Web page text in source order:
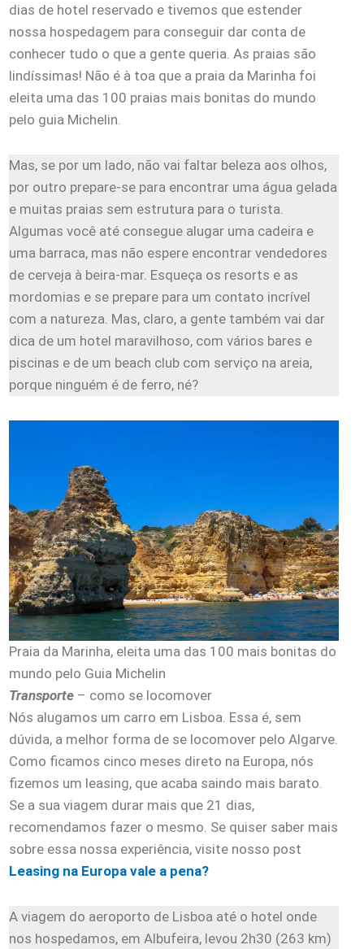
dias de hotel reservado e tivemos que estender
nossa hospedagem para conseguir dar conta de
conhecer tudo o que a gente queria. As praias são
lindíssimas! Não é à toa que a praia da Marinha foi
eleita uma das 100 praias mais bonitas do mundo
pelo guia Michelin.
Mas, se por um lado, não vai faltar beleza aos olhos,
por outro prepare-se para encontrar uma água gelada
e muitas praias sem estrutura para o turista.
Algumas você até consegue alugar uma cadeira e
uma barraca, mas não espere encontrar vendedores
de cerveja à beira-mar. Esqueça os resorts e as
mordomias e se prepare para um contato incrível
com a natureza. Mas, claro, a gente também vai dar
dica de um hotel maravilhoso, com vários bares e
piscinas e de um beach club com serviço na areia,
porque ninguém é de ferro, né?
Praia da Marinha, eleita uma das 100 mais bonitas do
mundo pelo Guia Michelin
Transporte – como se locomover
Nós alugamos um carro em Lisboa. Essa é, sem
dúvida, a melhor forma de se locomover pelo Algarve.
Como ficamos cinco meses direto na Europa, nós
fizemos um leasing, que acaba saindo mais barato.
Se a sua viagem durar mais que 21 dias,
recomendamos fazer o mesmo. Se quiser saber mais
sobre essa nossa experiência, visite nosso post
Leasing na Europa vale a pena?
A viagem do aeroporto de Lisboa até o hotel onde
nos hospedamos, em Albufeira, levou 2h30 (263 km)